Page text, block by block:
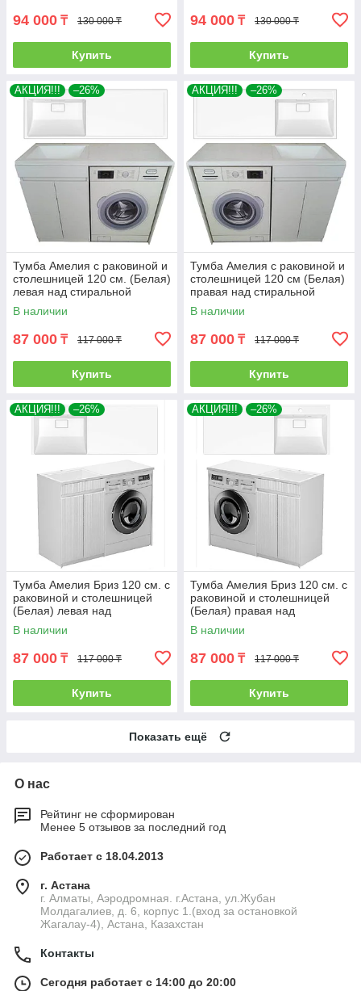
94 000 ₸ 130 000 ₸
Купить
94 000 ₸ 130 000 ₸
Купить
АКЦИЯ!!! –26%
Тумба Амелия с раковиной и
столешницей 120 см. (Белая)
левая над стиральной
машиной. РФ
В наличии
87 000 ₸ 117 000 ₸
Купить
АКЦИЯ!!! –26%
Тумба Амелия с раковиной и
столешницей 120 см (Белая)
правая над стиральной
машиной. РФ
В наличии
87 000 ₸ 117 000 ₸
Купить
АКЦИЯ!!! –26%
Тумба Амелия Бриз 120 см. с
раковиной и столешницей
(Белая) левая над
стиральной машиной. РФ
В наличии
87 000 ₸ 117 000 ₸
Купить
АКЦИЯ!!! –26%
Тумба Амелия Бриз 120 см. с
раковиной и столешницей
(Белая) правая над
стиральной машиной. РФ
В наличии
87 000 ₸ 117 000 ₸
Купить
Показать ещё
О нас
Рейтинг не сформирован
Менее 5 отзывов за последний год
Работает с 18.04.2013
г. Астана
г. Алматы, Аэродромная. г.Астана, ул.Жубан
Молдагалиев, д. 6, корпус 1.(вход за остановкой
Жагалау-4), Астана, Казахстан
Контакты
Сегодня работает с 14:00 до 20:00